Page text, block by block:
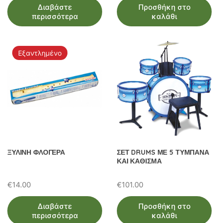
Διαβάστε
περισσότερα
Προσθήκη στο
καλάθι
Εξαντλημένο
ΞΥΛΙΝΗ ΦΛΟΓΕΡΑ
€14.00
Διαβάστε
περισσότερα
ΣΕΤ DRUMS ΜΕ 5 ΤΥΜΠΑΝΑ
ΚΑΙ ΚΑΘΙΣΜΑ
€101.00
Προσθήκη στο
καλάθι